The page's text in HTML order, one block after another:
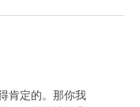
肯定的。那你我